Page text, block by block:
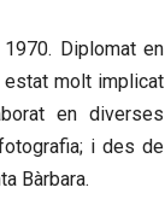
Diplomat en
estat molt implicat
en diverses
i des de
Bàrbara.